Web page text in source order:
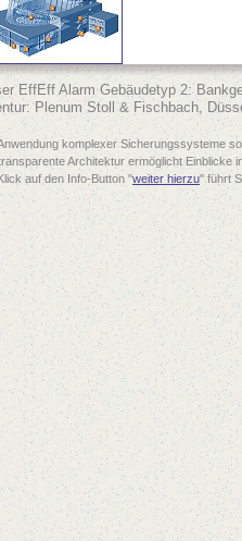
EffEff Alarm Gebäudetyp 2:
Plenum Stoll & Fischbach,
komplexer Sicherungssysteme
Architektur ermöglicht Einblicke
auf den Info-Button "weiter hierzu" führt